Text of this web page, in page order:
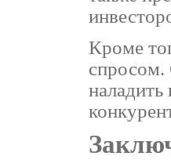
Кроме
спросом.